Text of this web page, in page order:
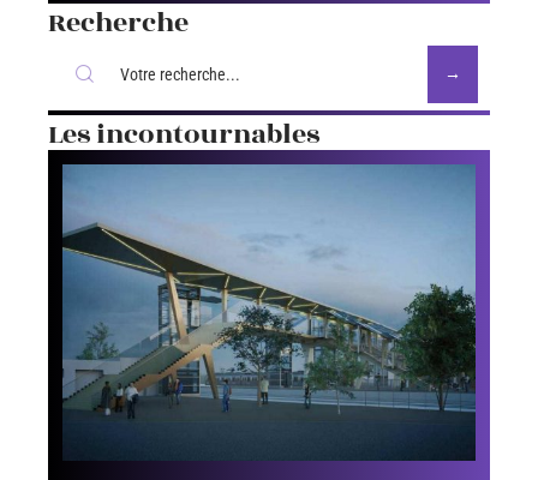
Recherche
Les incontournables